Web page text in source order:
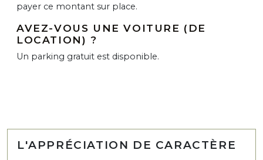
payer ce montant sur place.
AVEZ-VOUS UNE VOITURE (DE
LOCATION) ?
Un parking gratuit est disponible.
L'APPRÉCIATION DE CARACTÈRE